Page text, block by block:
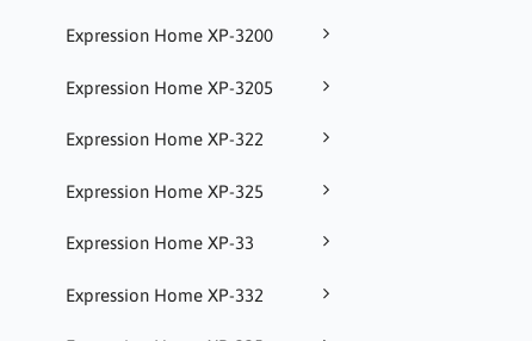
Expression Home XP-3200
Expression Home XP-3205
Expression Home XP-322
Expression Home XP-325
Expression Home XP-33
Expression Home XP-332